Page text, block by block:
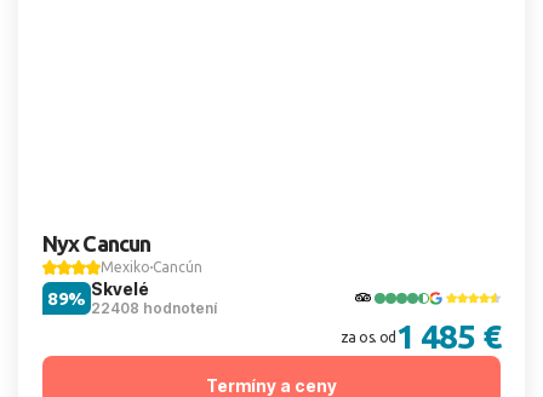
Nyx Cancun
Mexiko Cancún
Skvelé
22408 hodnotení
89%
za os. od 1 485 €
Termíny a ceny